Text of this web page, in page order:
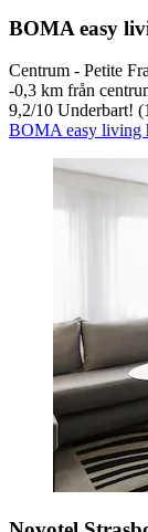
BOMA easy
Centrum - Petite
‐0,3 km från
9,2/10 Underbart!
BOMA easy living